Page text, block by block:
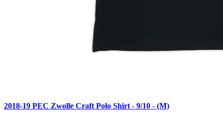
2018-19 PEC Zwolle Craft Polo Shirt - 9/10 - (M)